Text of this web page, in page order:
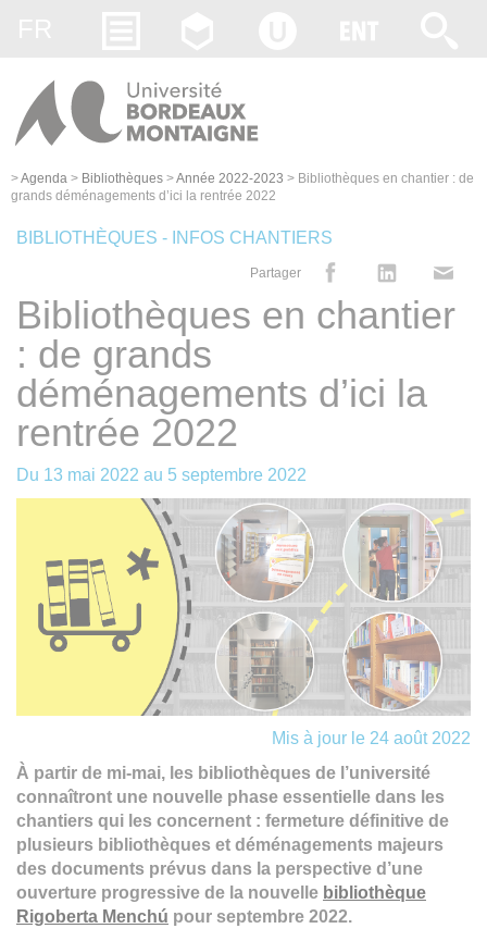
>Agenda > Bibliothèques >Année 2022-2023 > Bibliothèques en chantier : de
grands déménagements d’ici la rentrée 2022
BIBLIOTHÈQUES - INFOS CHANTIERS
Partager
Bibliothèques en chantier
: de grands
déménagements d’ici la
rentrée 2022
Du 13 mai 2022 au 5 septembre 2022
Mis à jour le 24 août 2022
À partir de mi-mai, les bibliothèques de l’université
connaîtront une nouvelle phase essentielle dans les
chantiers qui les concernent : fermeture définitive de
plusieurs bibliothèques et déménagements majeurs
des documents prévus dans la perspective d’une
ouverture progressive de la nouvelle bibliothèque
Rigoberta Menchú pour septembre 2022.